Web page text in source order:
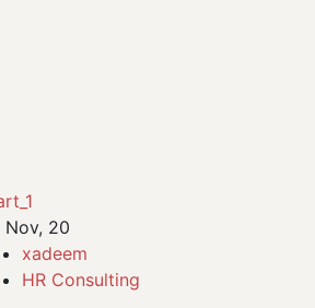
Nov, 20
xadeem
HR Consulting